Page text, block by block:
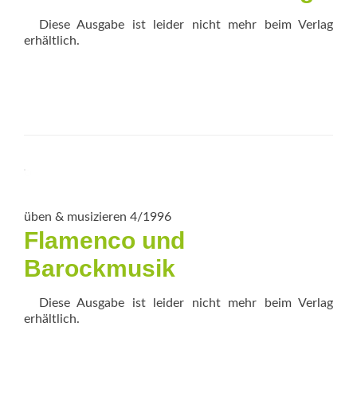
Diese Ausgabe ist leider nicht mehr beim Verlag
erhältlich.
üben & musizieren 4/1996
Flamenco und
Barockmusik
Diese Ausgabe ist leider nicht mehr beim Verlag
erhältlich.